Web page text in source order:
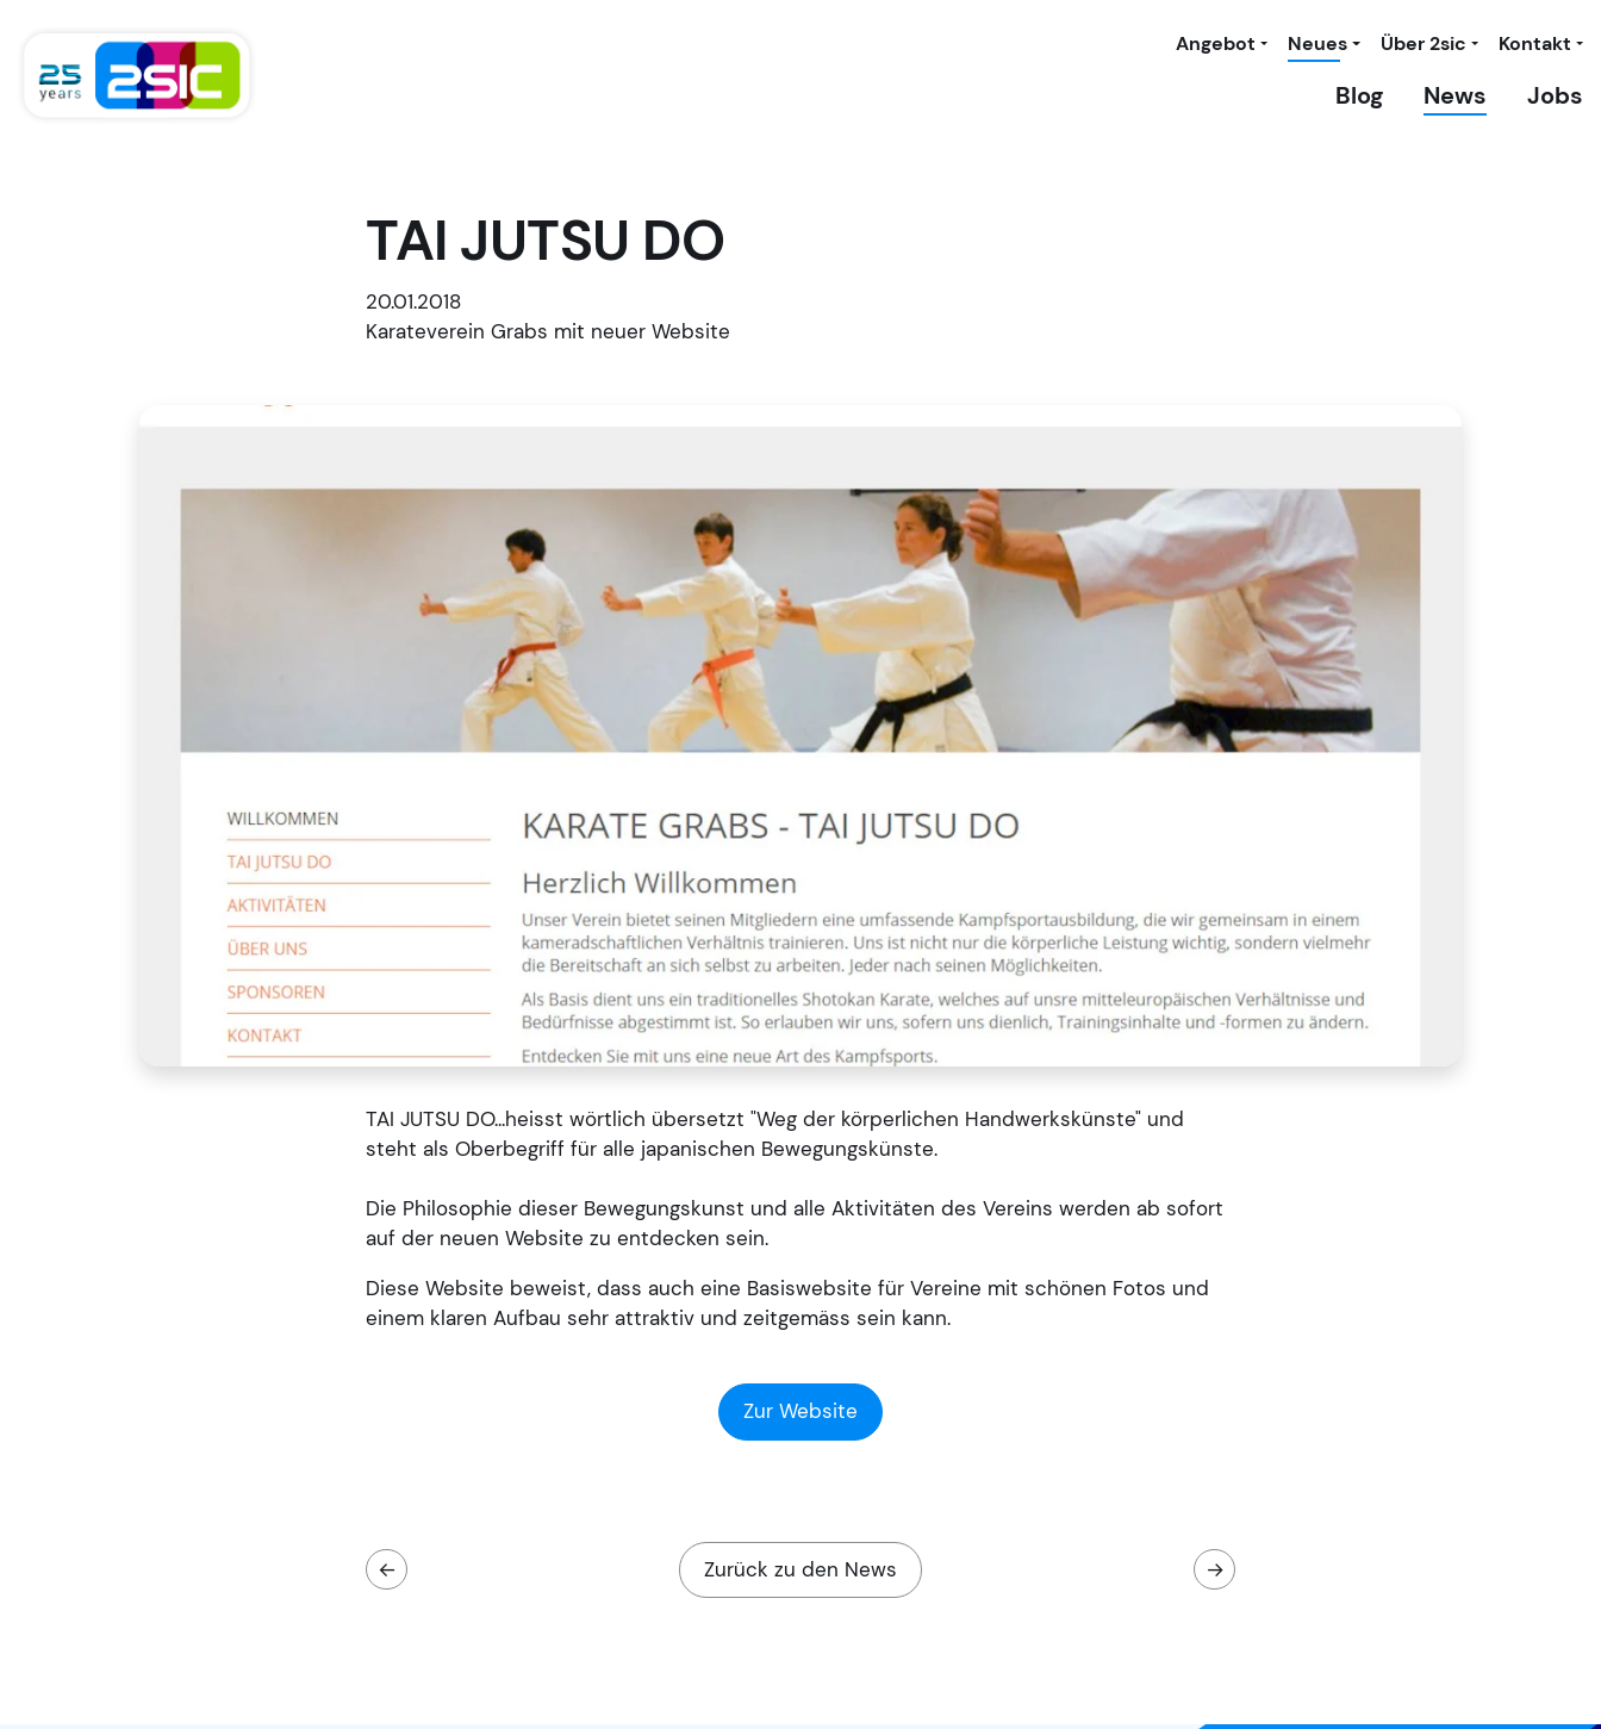
Angebot Neues Über 2sic Kontakt
Blog News Jobs
TAI JUTSU DO
20.01.2018
Karateverein Grabs mit neuer Website
TAI JUTSU DO...heisst wörtlich übersetzt "Weg der körperlichen Handwerkskünste" und
steht als Oberbegriff für alle japanischen Bewegungskünste.
Die Philosophie dieser Bewegungskunst und alle Aktivitäten des Vereins werden ab sofort
auf der neuen Website zu entdecken sein.
Diese Website beweist, dass auch eine Basiswebsite für Vereine mit schönen Fotos und
einem klaren Aufbau sehr attraktiv und zeitgemäss sein kann.
Zur Website
← Zurück zu den News →